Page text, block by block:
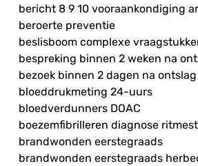
bericht 8 9 10 vooraankondiging
beroerte preventie
beslisboom complexe
bespreking binnen 2 weken na
bezoek binnen 2 dagen na ontslag
bloeddrukmeting 24-uurs
bloedverdunners DOAC
boezemfibrilleren diagnose
brandwonden eerstegraads
brandwonden eerstegraads